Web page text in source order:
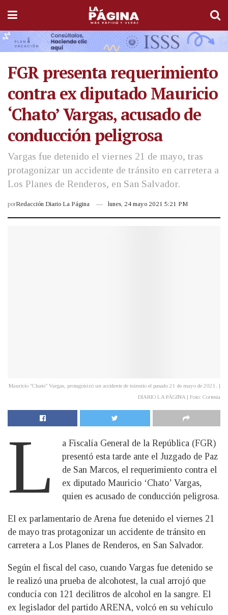
FGR presenta requerimiento
contra ex diputado Mauricio
‘Chato’ Vargas, acusado de
conducción peligrosa
Vargas fue detenido el viernes 21 de mayo, tras
protagonizar un accidente de tránsito en carretera a
Los Planes de Renderos, en San Salvador.
porRedacción Diario La Página lunes, 24 mayo 2021 5:21 PM
Mauricio "Chato" Vargas, protagonizó un accidente de tránsito el pasado 21 de mayo de 2021. |
DIARIO LA PÁGINA | Foto: Cortesía
L
a Fiscalía General de la República (FGR)
presentó esta tarde ante el Juzgado de Paz
de San Marcos, el requerimiento contra el
ex diputado Mauricio ‘Chato’ Vargas,
quien es acusado de conducción peligrosa.
El ex parlamentario de Arena fue detenido el viernes 21
de mayo tras protagonizar un accidente de tránsito en
carretera a Los Planes de Renderos, en San Salvador.
Según el fiscal del caso, cuando Vargas fue detenido se
le realizó una prueba de alcohotest, la cual arrojó que
conducía con 121 decilitros de alcohol en la sangre. El
ex legislador del partido ARENA, volcó en su vehículo